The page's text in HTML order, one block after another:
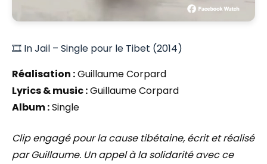
🎞️ In Jail – Single pour le Tibet (2014)
Réalisation :Guillaume Corpard
Lyrics & music :Guillaume Corpard
Album :Single
Clip engagé pour la cause tibétaine, écrit et réalisé
par Guillaume. Un appel à la solidarité avec ce